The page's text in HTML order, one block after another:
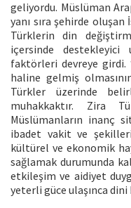
geliyordu. Müslüman
yanı sıra şehirde
Türklerin din
içersinde
faktörleri devreye girdi.
haline gelmiş
Türkler üzerinde
muhakkaktır. Zira
Müslümanların inanç
ibadet vakit ve
kültürel ve ekonomik
sağlamak durumunda
etkileşim ve aidiyet
yeterli güce ulaşınca dini